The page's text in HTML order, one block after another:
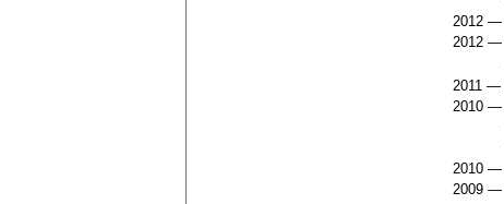
2012 —
2012 —
2011 —
2010 —
2010 —
2009 —